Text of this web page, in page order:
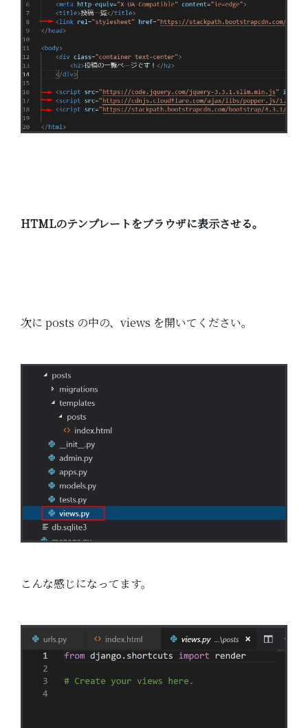
HTMLのテンプレートをブラウザに表示させる。
次に posts の中の、views を開いてください。
こんな感じになってます。